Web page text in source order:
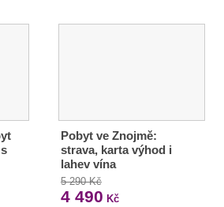
Pobyt ve Znojmě:
strava, karta výhod i
lahev vína
5 290 Kč
4 490 Kč